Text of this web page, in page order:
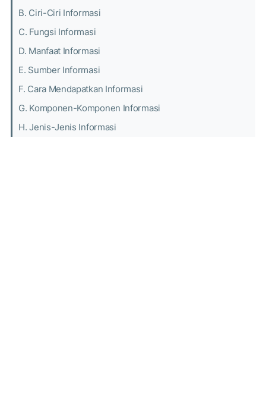
B. Ciri-Ciri Informasi
C. Fungsi Informasi
D. Manfaat Informasi
E. Sumber Informasi
F. Cara Mendapatkan Informasi
G. Komponen-Komponen Informasi
H. Jenis-Jenis Informasi